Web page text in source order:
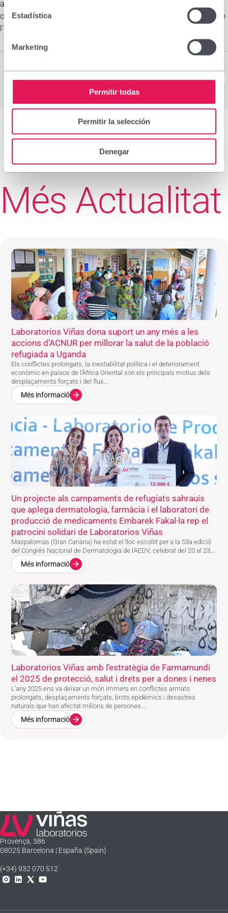
Estadística
Marketing
Permitir todas
Permitir la selección
Denegar
actualitzar coneixements amb tot el sector. Mantenir el
contacte personal amb tots ells és fonamental, més després de
l'etapa viscuda els darrers anys.
Més Actualitat
Laboratorios Viñas dona suport un any més a les
accions d’ACNUR per millorar la salut de la població
refugiada a Uganda
Els conflictes prolongats, la inestabilitat política i el deteriorament
econòmic en països de l’Àfrica Oriental són els principals motius dels
desplaçaments forçats i del flux...
Més informació
Un projecte als campaments de refugiats sahrauís
que aplega dermatologia, farmàcia i el laboratori de
producció de medicaments Embarek Fakal·la rep el
patrocini solidari de Laboratorios Viñas
Maspalomas (Gran Canària) ha estat el lloc escollit per a la 53a edició
del Congrés Nacional de Dermatologia de l’AEDV, celebrat del 20 al 23...
Més informació
Laboratorios Viñas amb l’estratègia de Farmamundi
el 2025 de protecció, salut i drets per a dones i nenes
L’any 2025 ens va deixar un món immers en conflictes armats
prolongats, desplaçaments forçats, brots epidèmics i desastres
naturals que han afectat milions de persones...
Més informació
Laboratorios Viñas
Provença, 386
08025 Barcelona | España (Spain)
(+34) 932 070 512
Instagram
Linkedln
X YouTube